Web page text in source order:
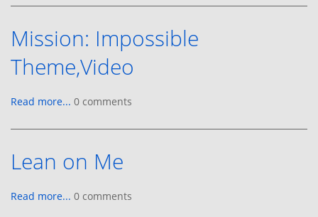
Mission: Impossible
Theme,Video
Read more... 0 comments
Lean on Me
Read more... 0 comments